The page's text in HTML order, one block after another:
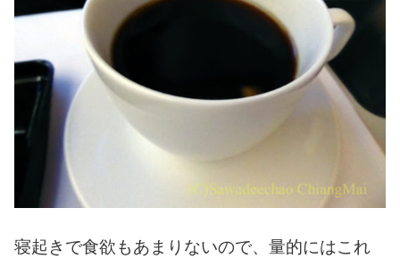
寝起きで食欲もあまりないので、量的にはこれ